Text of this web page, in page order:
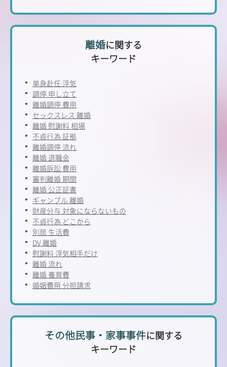
離婚に関する
キーワード
単身赴任 浮気
調停 申し立て
離婚調停 費用
セックスレス 離婚
離婚 慰謝料 相場
不貞行為 証拠
離婚調停 流れ
離婚 退職金
離婚訴訟 費用
審判離婚 期間
離婚 公正証書
ギャンブル 離婚
財産分与 対象にならないもの
不貞行為 どこから
別居 生活費
DV 離婚
慰謝料 浮気相手だけ
離婚 流れ
離婚 養育費
婚姻費用 分担請求
その他民事・家事事件に関する
キーワード